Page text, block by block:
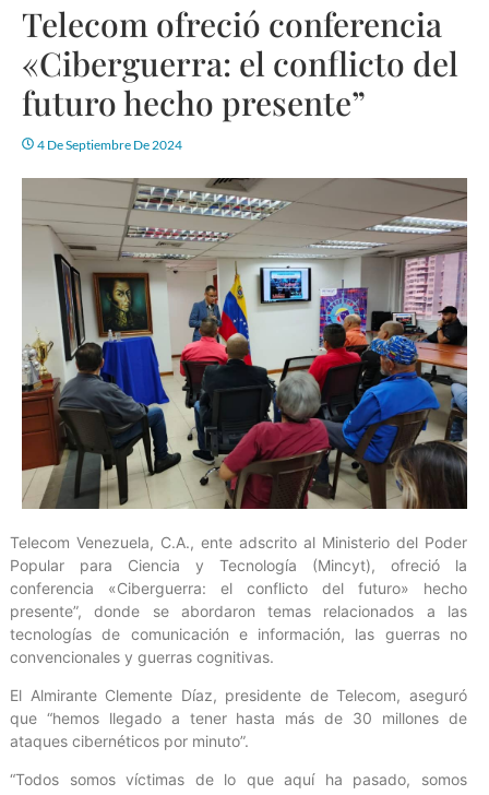
Telecom ofreció conferencia
«Ciberguerra: el conflicto del
futuro hecho presente”
4 De Septiembre De 2024
Telecom Venezuela, C.A., ente adscrito al Ministerio del Poder
Popular para Ciencia y Tecnología (Mincyt), ofreció la
conferencia «Ciberguerra: el conflicto del futuro» hecho
presente”, donde se abordaron temas relacionados a las
tecnologías de comunicación e información, las guerras no
convencionales y guerras cognitivas.
El Almirante Clemente Díaz, presidente de Telecom, aseguró
que “hemos llegado a tener hasta más de 30 millones de
ataques cibernéticos por minuto”.
“Todos somos víctimas de lo que aquí ha pasado, somos